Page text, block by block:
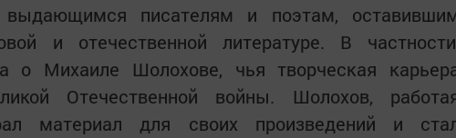
выдающимся писателям и поэтам,
и отечественной литературе. В
о Михаиле Шолохове, чья творческая
Отечественной войны. Шолохов,
материал для своих произведений и